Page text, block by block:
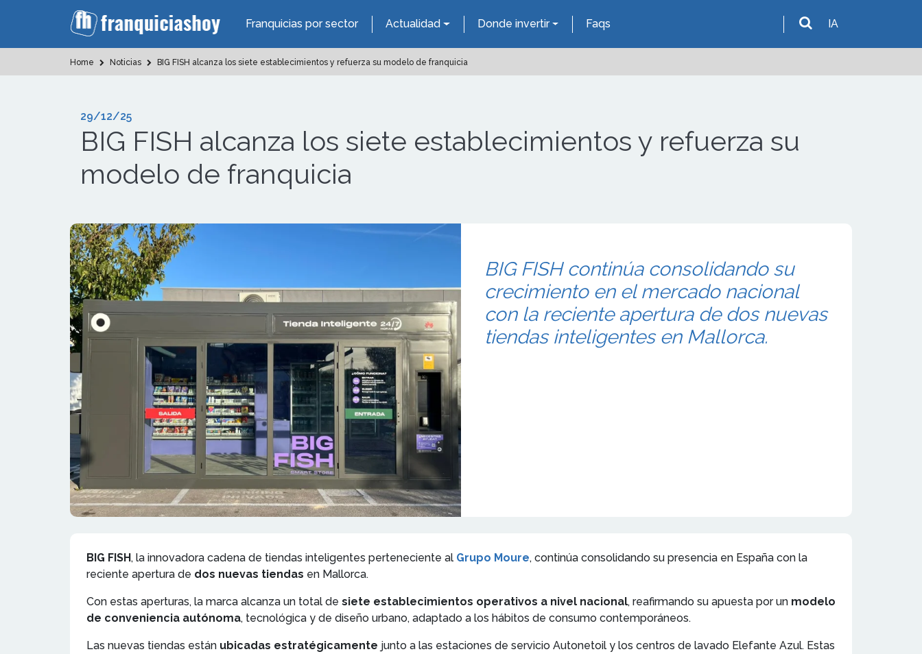
Franquicias por sector Actualidad Donde invertir Faqs IA
Home Noticias BIG FISH alcanza los siete establecimientos y refuerza su modelo de franquicia
29/12/25
BIG FISH alcanza los siete establecimientos y refuerza su
modelo de franquicia
BIG FISH continúa consolidando su
crecimiento en el mercado nacional
con la reciente apertura de dos nuevas
tiendas inteligentes en Mallorca.
BIG FISH, la innovadora cadena de tiendas inteligentes perteneciente al Grupo Moure, continúa consolidando su presencia en España con la
reciente apertura de dos nuevas tiendas en Mallorca.
Con estas aperturas, la marca alcanza un total de siete establecimientos operativos a nivel nacional, reafirmando su apuesta por un modelo
de conveniencia autónoma, tecnológica y de diseño urbano, adaptado a los hábitos de consumo contemporáneos.
Las nuevas tiendas están ubicadas estratégicamente junto a las estaciones de servicio Autonetoil y los centros de lavado Elefante Azul. Estas